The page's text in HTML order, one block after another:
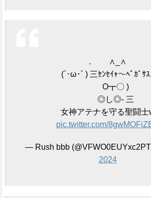
. ∧_∧
(`･ω･´ ) 三ｾﾝｾｲｬ～ﾍﾟｶﾞｻｽ
O┳〇 )
◎し◎- 三
女神アテナを守る聖闘士
pic.twitter.com/
— Rush bbb
2024